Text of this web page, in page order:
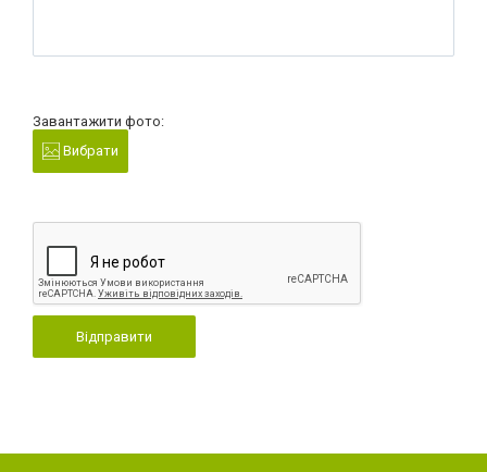
Завантажити фото:
Вибрати
Відправити